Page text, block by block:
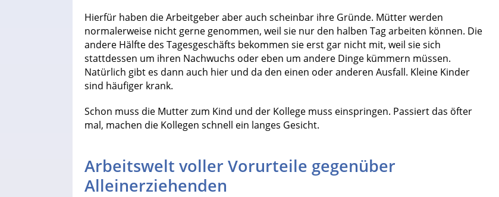
Hierfür haben die Arbeitgeber aber auch scheinbar ihre Gründe. Mütter werden
normalerweise nicht gerne genommen, weil sie nur den halben Tag arbeiten können. Die
andere Hälfte des Tagesgeschäfts bekommen sie erst gar nicht mit, weil sie sich
stattdessen um ihren Nachwuchs oder eben um andere Dinge kümmern müssen.
Natürlich gibt es dann auch hier und da den einen oder anderen Ausfall. Kleine Kinder
sind häufiger krank.
Schon muss die Mutter zum Kind und der Kollege muss einspringen. Passiert das öfter
mal, machen die Kollegen schnell ein langes Gesicht.
Arbeitswelt voller Vorurteile gegenüber
Alleinerziehenden
Bezahlte Umfragen - Die besten Anbieter